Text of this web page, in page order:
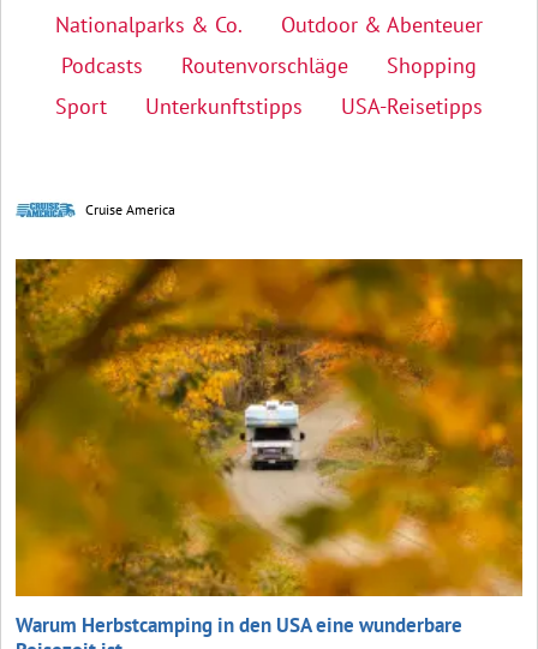
Nationalparks & Co.
Outdoor & Abenteuer
Podcasts
Routenvorschläge
Shopping
Sport
Unterkunftstipps USA-Reisetipps
Cruise America
Warum Herbstcamping in den USA eine wunderbare